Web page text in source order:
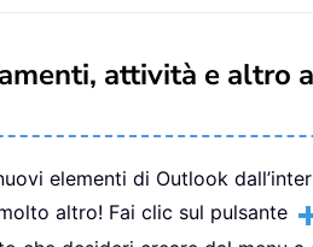
attività e altro
elementi di Outlook
altro! Fai clic sul pulsante